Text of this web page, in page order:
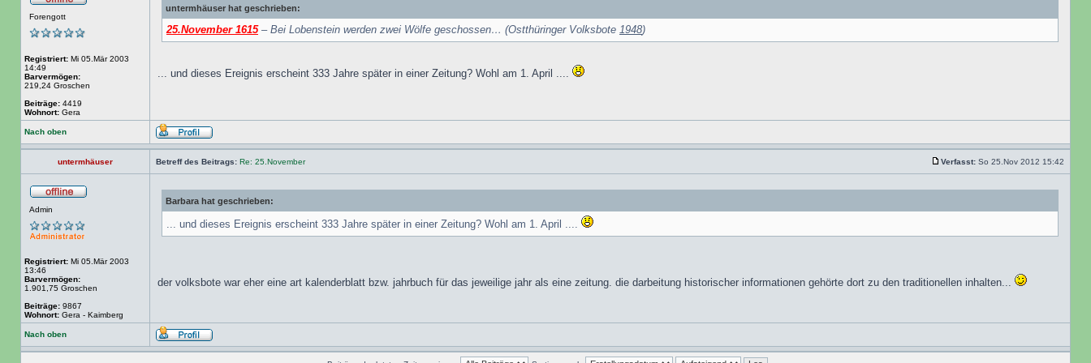
Forengott
Registriert: Mi 05.Mär 2003
14:49
Barvermögen:
219,24 Groschen
Beiträge: 4419
Wohnort: Gera
untermhäuser hat geschrieben:
25.November 1615– Bei Lobenstein werden zwei Wölfe geschossen… (Ostthüringer Volksbote 1948)
... und dieses Ereignis erscheint 333 Jahre später in einer Zeitung? Wohl am 1. April ....
Nach oben
untermhäuser Betreff des Beitrags: Re: 25.November Verfasst: So 25.Nov 2012 15:42
Admin
Registriert: Mi 05.Mär 2003
13:46
Barvermögen:
1.901,75 Groschen
Beiträge: 9867
Wohnort: Gera - Kaimberg
Barbara hat geschrieben:
... und dieses Ereignis erscheint 333 Jahre später in einer Zeitung? Wohl am 1. April ....
der volksbote war eher eine art kalenderblatt bzw. jahrbuch für das jeweilige jahr als eine zeitung. die darbeitung historischer informationen gehörte dort zu den traditionellen inhalten...
Nach oben